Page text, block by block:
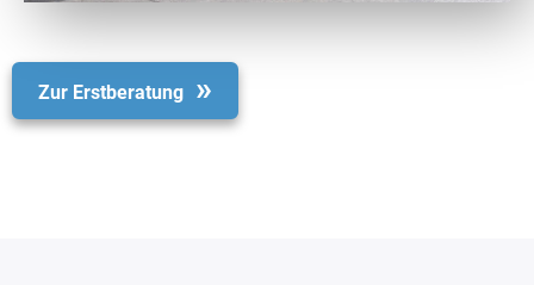
Zur Erstberatung